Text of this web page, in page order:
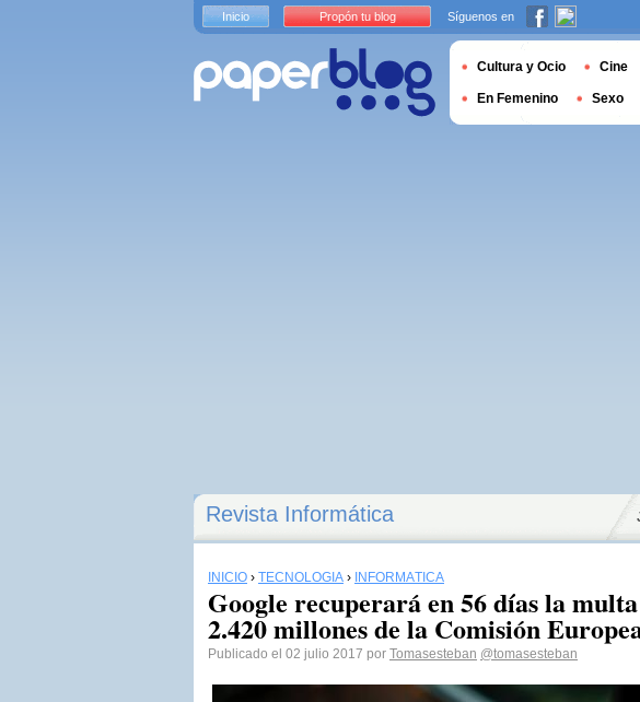
Revista Informática
INICIO › TECNOLOGÍA › INFORMÁTICA
Google recuperará en 56 días la
2.420 millones de la Comisión
Publicado el 02 julio 2017 por Tomasesteban @tomasesteban
Inicio Propón tu blog Síguenos en
Cultura y Ocio Cine
En Femenino Sexo